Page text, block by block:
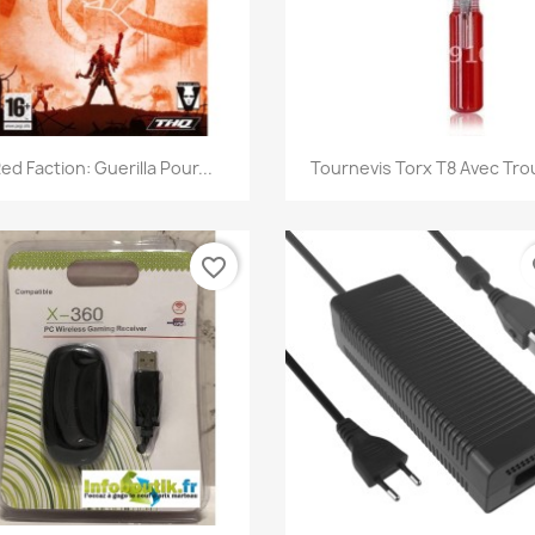
Aperçu rapide
Faction: Guerilla Pour... Aperçu rapide
Tournevis Torx T8 Avec
favorite_border